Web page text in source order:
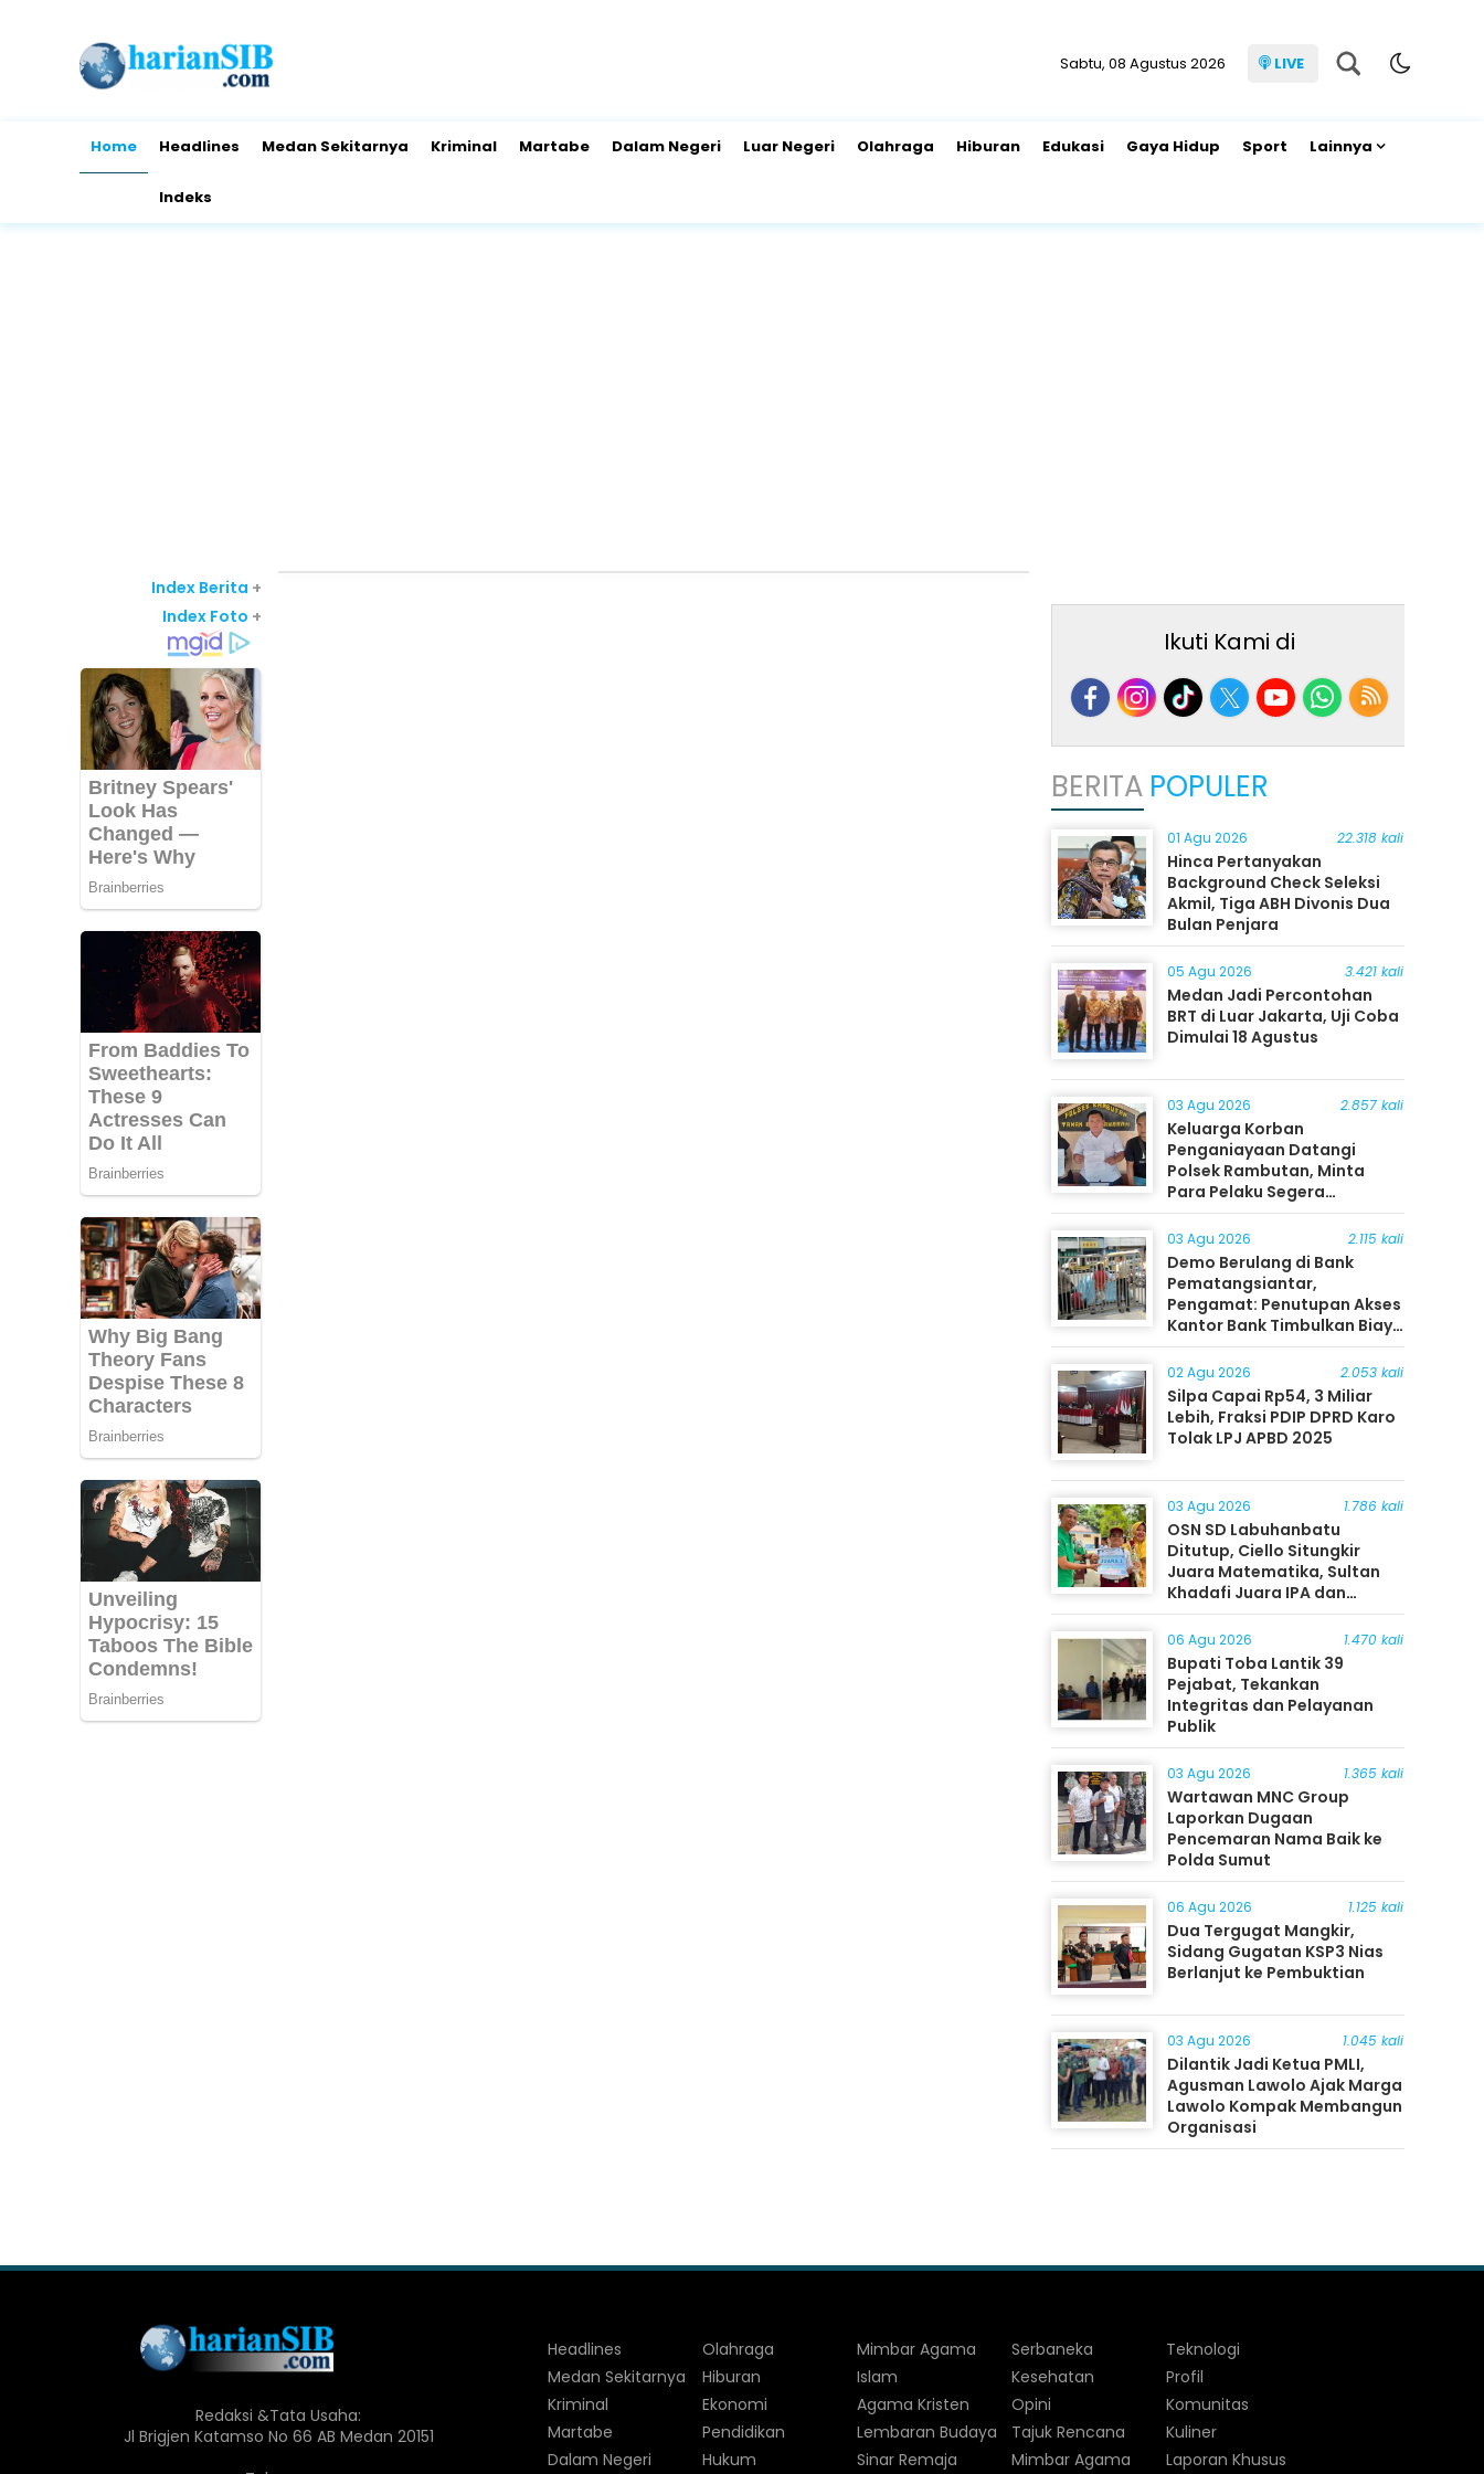
Sabtu, 08 Agustus 2026 LIVE
Home Headlines Medan Sekitarnya Kriminal Martabe Dalam Negeri Luar Negeri Olahraga Hiburan Edukasi Gaya Hidup Sport Lainnya
Indeks
Index Berita +
Index Foto +
Ikuti Kami di
BERITA POPULER
01 Agu 2026 22.318 kali
Hinca Pertanyakan
Background Check Seleksi
Akmil, Tiga ABH Divonis Dua
Bulan Penjara
05 Agu 2026 3.421 kali
Medan Jadi Percontohan
BRT di Luar Jakarta, Uji Coba
Dimulai 18 Agustus
03 Agu 2026 2.857 kali
Keluarga Korban
Penganiayaan Datangi
Polsek Rambutan, Minta
Para Pelaku Segera
Ditangkap
03 Agu 2026 2.115 kali
Demo Berulang di Bank
Pematangsiantar,
Pengamat: Penutupan Akses
Kantor Bank Timbulkan Biaya
Ekonomi bagi Masyarakat
02 Agu 2026 2.053 kali
Silpa Capai Rp54, 3 Miliar
Lebih, Fraksi PDIP DPRD Karo
Tolak LPJ APBD 2025
03 Agu 2026 1.786 kali
OSN SD Labuhanbatu
Ditutup, Ciello Situngkir
Juara Matematika, Sultan
Khadafi Juara IPA dan
Timothy Rangkuti Juara IPS
06 Agu 2026 1.470 kali
Bupati Toba Lantik 39
Pejabat, Tekankan
Integritas dan Pelayanan
Publik
03 Agu 2026 1.365 kali
Wartawan MNC Group
Laporkan Dugaan
Pencemaran Nama Baik ke
Polda Sumut
06 Agu 2026 1.125 kali
Dua Tergugat Mangkir,
Sidang Gugatan KSP3 Nias
Berlanjut ke Pembuktian
03 Agu 2026 1.045 kali
Dilantik Jadi Ketua PMLI,
Agusman Lawolo Ajak Marga
Lawolo Kompak Membangun
Organisasi
Redaksi &Tata Usaha:
Jl Brigjen Katamso No 66 AB Medan 20151
Headlines
Medan Sekitarnya
Kriminal
Martabe
Dalam Negeri
Olahraga
Hiburan
Ekonomi
Pendidikan
Hukum
Mimbar Agama
Islam
Agama Kristen
Lembaran Budaya
Sinar Remaja
Serbaneka
Kesehatan
Opini
Tajuk Rencana
Mimbar Agama
Teknologi
Profil
Komunitas
Kuliner
Laporan Khusus